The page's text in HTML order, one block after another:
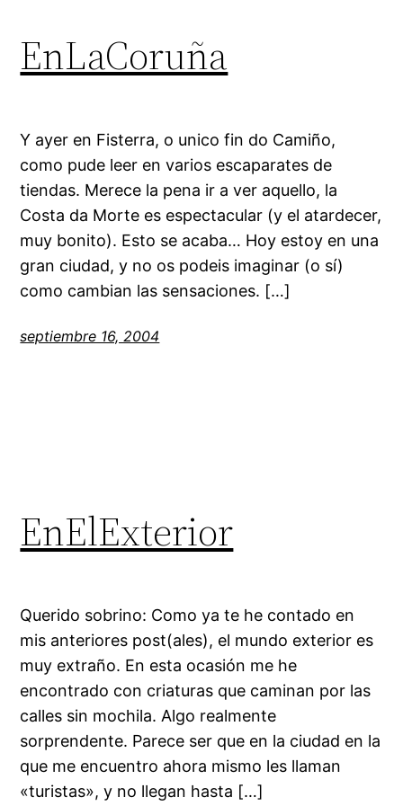
EnLaCoruña
Y ayer en Fisterra, o unico fin do Camiño,
como pude leer en varios escaparates de
tiendas. Merece la pena ir a ver aquello, la
Costa da Morte es espectacular (y el atardecer,
muy bonito). Esto se acaba… Hoy estoy en una
gran ciudad, y no os podeis imaginar (o sí)
como cambian las sensaciones. […]
septiembre 16, 2004
EnElExterior
Querido sobrino: Como ya te he contado en
mis anteriores post(ales), el mundo exterior es
muy extraño. En esta ocasión me he
encontrado con criaturas que caminan por las
calles sin mochila. Algo realmente
sorprendente. Parece ser que en la ciudad en la
que me encuentro ahora mismo les llaman
«turistas», y no llegan hasta […]